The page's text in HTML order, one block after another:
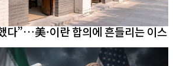
다”…美·이란 합의에 흔들리는 이스